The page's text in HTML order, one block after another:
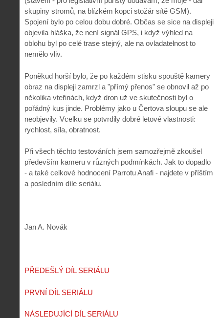
skupiny stromů, na blízkém kopci stožár sítě GSM).
Spojení bylo po celou dobu dobré. Občas se sice na displeji
objevila hláška, že není signál GPS, i když výhled na
oblohu byl po celé trase stejný, ale na ovladatelnost to
nemělo vliv.
Poněkud horší bylo, že po každém stisku spouště kamery
obraz na displeji zamrzl a "přímý přenos" se obnovil až po
několika vteřinách, když dron už ve skutečnosti byl o
pořádný kus jinde. Problémy jako u Čertova sloupu se ale
neobjevily. Vcelku se potvrdily dobré letové vlastnosti:
rychlost, síla, obratnost.
Při všech těchto testováních jsem samozřejmě zkoušel
především kameru v různých podmínkách. Jak to dopadlo
- a také celkové hodnocení Parrotu Anafi - najdete v příštím
a posledním díle seriálu.
Jan A. Novák
PŘEDEŠLÝ DÍL SERIÁLU
PRVNÍ DÍL SERIÁLU
NÁSLEDUJÍCÍ DÍL SERIÁLU